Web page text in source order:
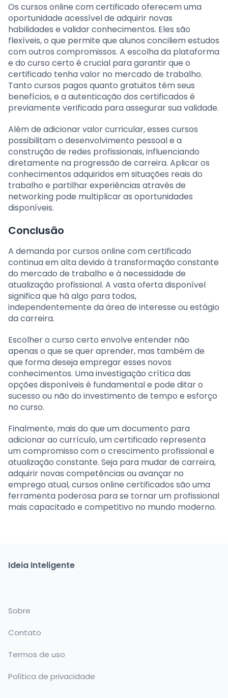
Os cursos online com certificado oferecem uma
oportunidade acessível de adquirir novas
habilidades e validar conhecimentos. Eles são
flexíveis, o que permite que alunos conciliem estudos
com outros compromissos. A escolha da plataforma
e do curso certo é crucial para garantir que o
certificado tenha valor no mercado de trabalho.
Tanto cursos pagos quanto gratuitos têm seus
benefícios, e a autenticação dos certificados é
previamente verificada para assegurar sua validade.
Além de adicionar valor curricular, esses cursos
possibilitam o desenvolvimento pessoal e a
construção de redes profissionais, influenciando
diretamente na progressão de carreira. Aplicar os
conhecimentos adquiridos em situações reais do
trabalho e partilhar experiências através de
networking pode multiplicar as oportunidades
disponíveis.
Conclusão
A demanda por cursos online com certificado
continua em alta devido à transformação constante
do mercado de trabalho e à necessidade de
atualização profissional. A vasta oferta disponível
significa que há algo para todos,
independentemente da área de interesse ou estágio
da carreira.
Escolher o curso certo envolve entender não
apenas o que se quer aprender, mas também de
que forma deseja empregar esses novos
conhecimentos. Uma investigação crítica das
opções disponíveis é fundamental e pode ditar o
sucesso ou não do investimento de tempo e esforço
no curso.
Finalmente, mais do que um documento para
adicionar ao currículo, um certificado representa
um compromisso com o crescimento profissional e
atualização constante. Seja para mudar de carreira,
adquirir novas competências ou avançar no
emprego atual, cursos online certificados são uma
ferramenta poderosa para se tornar um profissional
mais capacitado e competitivo no mundo moderno.
Ideia Inteligente
Sobre
Contato
Termos de uso
Política de privacidade